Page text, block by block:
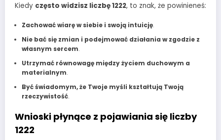
Kiedy często widzisz liczbę 1222, to znak, że powinieneś:
Zachować wiarę w siebie i swoją intuicję.
Nie bać się zmian i podejmować działania w zgodzie z
własnym sercem.
Utrzymać równowagę między życiem duchowym a
materialnym.
Być świadomym, że Twoje myśli kształtują Twoją
rzeczywistość.
Wnioski płynące z pojawiania się liczby
1222